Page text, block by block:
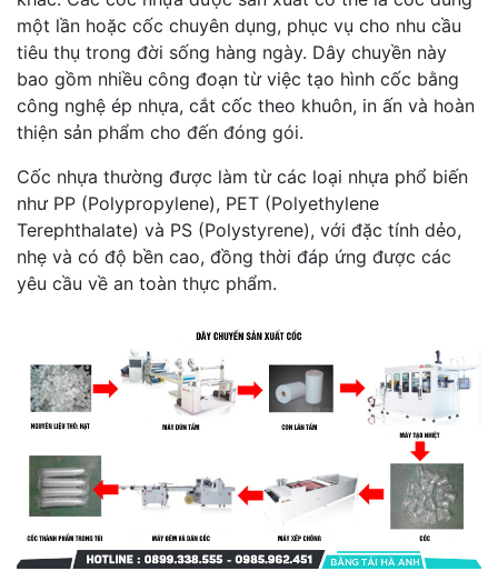
một lần hoặc cốc chuyên dụng, phục vụ cho nhu cầu
tiêu thụ trong đời sống hàng ngày. Dây chuyền này
bao gồm nhiều công đoạn từ việc tạo hình cốc bằng
công nghệ ép nhựa, cắt cốc theo khuôn, in ấn và hoàn
thiện sản phẩm cho đến đóng gói.
Cốc nhựa thường được làm từ các loại nhựa phổ biến
như PP (Polypropylene), PET (Polyethylene
Terephthalate) và PS (Polystyrene), với đặc tính dẻo,
nhẹ và có độ bền cao, đồng thời đáp ứng được các
yêu cầu về an toàn thực phẩm.